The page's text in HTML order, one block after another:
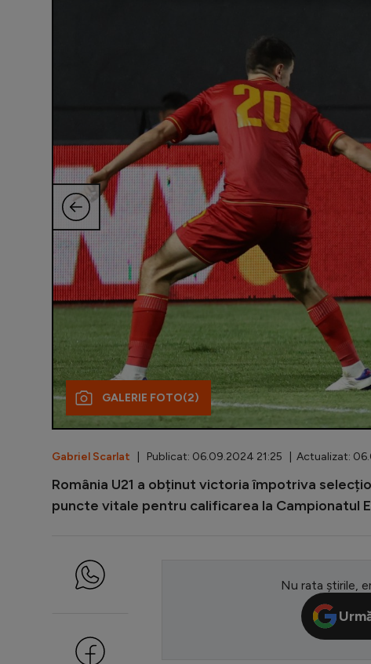
GALERIE FOTO(2)
Gabriel Scarlat | Publicat: 06.09.2024 21:25 | Actualizat:
România U21 a obținut victoria împotriva
puncte vitale pentru calificarea la Campionatul
Nu rata știrile,